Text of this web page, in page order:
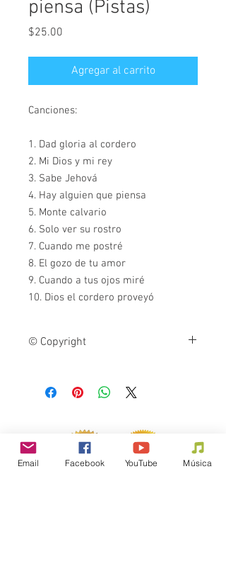
piensa (Pistas)
$25.00
Agregar al carrito
Canciones:
1. Dad gloria al cordero
2. Mi Dios y mi rey
3. Sabe Jehová
4. Hay alguien que piensa
5. Monte calvario
6. Solo ver su rostro
7. Cuando me postré
8. El gozo de tu amor
9. Cuando a tus ojos miré
10. Dios el cordero proveyó
© Copyright
obra protegida por derecho de autor es
ilegal y penada por la ley.
Email Facebook YouTube Música